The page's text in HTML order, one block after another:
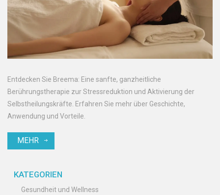
Entdecken Sie Breema: Eine sanfte, ganzheitliche
Berührungstherapie zur Stressreduktion und Aktivierung der
Selbstheilungskräfte. Erfahren Sie mehr über Geschichte,
Anwendung und Vorteile.
MEHR
KATEGORIEN
Gesundheit und Wellness